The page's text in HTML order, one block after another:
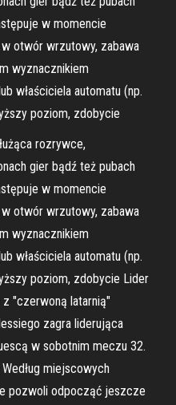
w momencie
otwór wrzutowy, zabawa
wyznacznikiem
właściciela automatu (np.
poziom, zdobycie
rozrywce,
gier bądź też pubach
w momencie
otwór wrzutowy, zabawa
wyznacznikiem
właściciela automatu (np.
poziom, zdobycie Lider
"czerwoną latarnią"
zagra liderująca
w sobotnim meczu 32.
miejscowych
pozwoli odpocząć jeszcze